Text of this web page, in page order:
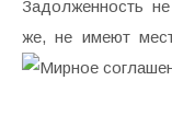
Задолженность
же, не имеют